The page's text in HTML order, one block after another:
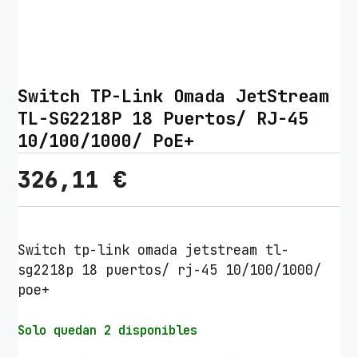
Switch TP-Link Omada JetStream
TL-SG2218P 18 Puertos/ RJ-45
10/100/1000/ PoE+
326,11 €
Switch tp-link omada jetstream tl-
sg2218p 18 puertos/ rj-45 10/100/1000/
poe+
Solo quedan 2 disponibles